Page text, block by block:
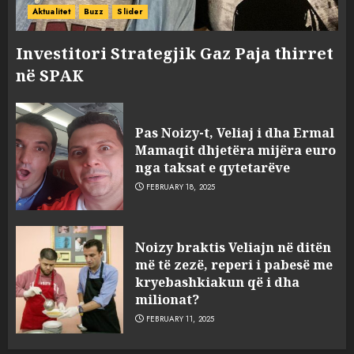
Aktualitet Buzz Slider
Investitori Strategjik Gaz Paja thirret
në SPAK
Pas Noizy-t, Veliaj i dha Ermal
Mamaqit dhjetëra mijëra euro
nga taksat e qytetarëve
FEBRUARY 18, 2025
Noizy braktis Veliajn në ditën
më të zezë, reperi i pabesë me
kryebashkiakun që i dha
milionat?
FEBRUARY 11, 2025
3
sulmuan “One Albania”,
ngjarja u fsheh. A u vodhën
serverat?
4
çfarë dënimi kërkon për
Mariela dhe Antonela
Berishën
MARCH 25, 2025